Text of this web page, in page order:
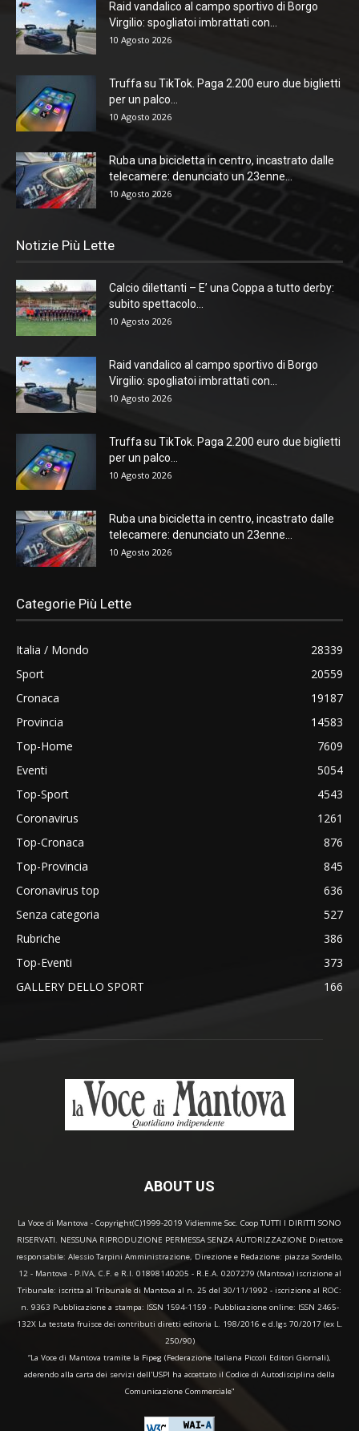
Raid vandalico al campo sportivo di Borgo
Virgilio: spogliatoi imbrattati con...
10 Agosto 2026
Truffa su TikTok. Paga 2.200 euro due biglietti
per un palco...
10 Agosto 2026
Ruba una bicicletta in centro, incastrato dalle
telecamere: denunciato un 23enne...
10 Agosto 2026
Notizie Più Lette
Calcio dilettanti – E’ una Coppa a tutto derby:
subito spettacolo...
10 Agosto 2026
Raid vandalico al campo sportivo di Borgo
Virgilio: spogliatoi imbrattati con...
10 Agosto 2026
Truffa su TikTok. Paga 2.200 euro due biglietti
per un palco...
10 Agosto 2026
Ruba una bicicletta in centro, incastrato dalle
telecamere: denunciato un 23enne...
10 Agosto 2026
Categorie Più Lette
Italia / Mondo
28339
Sport
20559
Cronaca
19187
Provincia
14583
Top-Home
7609
Eventi
5054
Top-Sport
4543
Coronavirus
1261
Top-Cronaca
876
Top-Provincia
845
Coronavirus top
636
Senza categoria
527
Rubriche
386
Top-Eventi
373
GALLERY DELLO SPORT
166
ABOUT US
La Voce di Mantova - Copyright(C)1999-2019 Vidiemme Soc. Coop TUTTI I DIRITTI SONO
RISERVATI. NESSUNA RIPRODUZIONE PERMESSA SENZA AUTORIZZAZIONE Direttore
responsabile: Alessio Tarpini Amministrazione, Direzione e Redazione: piazza Sordello,
12 - Mantova - P.IVA, C.F. e R.I. 01898140205 - R.E.A. 0207279 (Mantova) iscrizione al
Tribunale: iscritta al Tribunale di Mantova al n. 25 del 30/11/1992 - iscrizione al ROC:
n. 9363 Pubblicazione a stampa: ISSN 1594-1159 - Pubblicazione online: ISSN 2465-
132X La testata fruisce dei contributi diretti editoria L. 198/2016 e d.lgs 70/2017 (ex L.
250/90)
“La Voce di Mantova tramite la Fipeg (Federazione Italiana Piccoli Editori Giornali),
aderendo alla carta dei servizi dell'USPI ha accettato il Codice di Autodisciplina della
Comunicazione Commerciale"